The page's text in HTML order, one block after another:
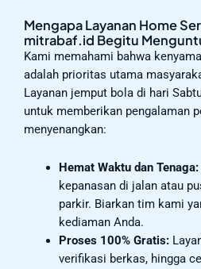
Mengapa Layanan Home
mitrabaf.id Begitu
Kami memahami bahwa
adalah prioritas utama
Layanan jemput bola di hari
untuk memberikan pengalaman
menyenangkan:
Hemat Waktu dan Tenaga:
kepanasan di jalan atau
parkir. Biarkan tim kami
kediaman Anda.
Proses 100% Gratis:
verifikasi berkas, hingga